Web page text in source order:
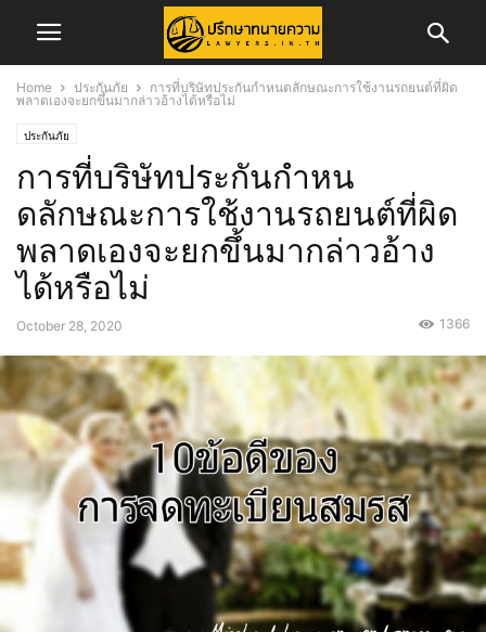
Home ประกันภัย
การที่บริษัทประกันกําหนดลักษณะการใช้งานรถยนต์ที่ผิด
พลาดเองจะยกขึ้นมากล่าวอ้างได้หรือไม่
ประกันภัย
การที่บริษัทประกันกําหน
ดลักษณะการใช้งานรถยนต์ที่ผิด
พลาดเองจะยกขึ้นมากล่าวอ้าง
ได้หรือไม่
October 28, 2020 1366